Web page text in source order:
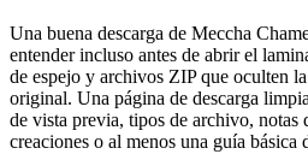
Una buena descarga de Meccha
entender incluso antes de abrir el
de espejo y archivos ZIP que oculten
original. Una página de descarga
de vista previa, tipos de archivo, notas
creaciones o al menos una guía básica